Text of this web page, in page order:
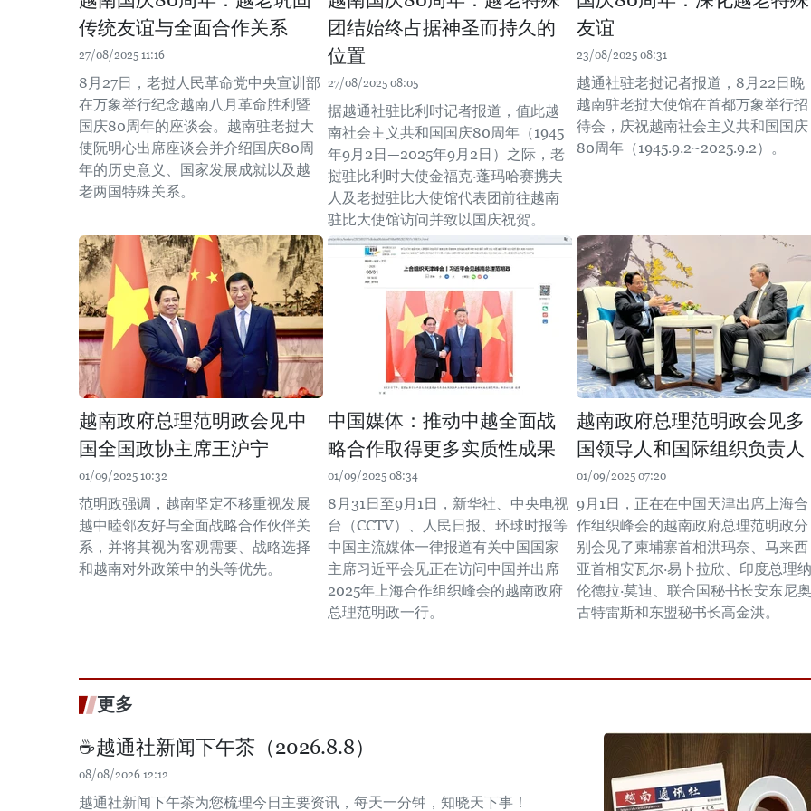
传统友谊与全面合作关系
27/08/2025 11:16
8月27日，老挝人民革命党中央宣训部
在万象举行纪念越南八月革命胜利暨
国庆80周年的座谈会。越南驻老挝大
使阮明心出席座谈会并介绍国庆80周
年的历史意义、国家发展成就以及越
老两国特殊关系。
团结始终占据神圣而持久的
位置
27/08/2025 08:05
据越通社驻比利时记者报道，值此越
南社会主义共和国国庆80周年（1945
年9月2日—2025年9月2日）之际，老
挝驻比利时大使金福克·蓬玛哈赛携夫
人及老挝驻比大使馆代表团前往越南
驻比大使馆访问并致以国庆祝贺。
友谊
23/08/2025 08:31
越通社驻老挝记者报道，8月22日晚
越南驻老挝大使馆在首都万象举行招
待会，庆祝越南社会主义共和国国庆
80周年（1945.9.2~2025.9.2）。
越南政府总理范明政会见中
国全国政协主席王沪宁
01/09/2025 10:32
范明政强调，越南坚定不移重视发展
越中睦邻友好与全面战略合作伙伴关
系，并将其视为客观需要、战略选择
和越南对外政策中的头等优先。
中国媒体：推动中越全面战
略合作取得更多实质性成果
01/09/2025 08:34
8月31日至9月1日，新华社、中央电视
台（CCTV）、人民日报、环球时报等
中国主流媒体一律报道有关中国国家
主席习近平会见正在访问中国并出席
2025年上海合作组织峰会的越南政府
总理范明政一行。
越南政府总理范明政会见多
国领导人和国际组织负责人
01/09/2025 07:20
9月1日，正在在中国天津出席上海合
作组织峰会的越南政府总理范明政分
别会见了柬埔寨首相洪玛奈、马来西
亚首相安瓦尔·易卜拉欣、印度总理纳
伦德拉·莫迪、联合国秘书长安东尼奥
古特雷斯和东盟秘书长高金洪。
更多
☕️越通社新闻下午茶（2026.8.8）
08/08/2026 12:12
越通社新闻下午茶为您梳理今日主要资讯，每天一分钟，知晓天下事！